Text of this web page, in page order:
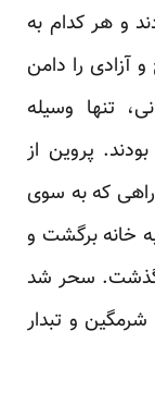
و هر کدام به
را دامن
تنها وسیله
پروین از
که به سوی
خانه برگشت و
سحر شد
و تبدار